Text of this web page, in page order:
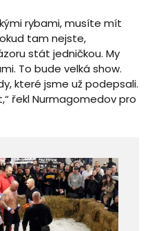
rybami, musíte mít
tam nejste,
stát jedničkou. My
To bude velká show.
které jsme už podepsali.
řekl Nurmagomedov pro